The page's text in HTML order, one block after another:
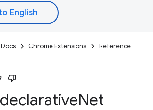
Docs Chrome Extensions
Reference
declarativeNet